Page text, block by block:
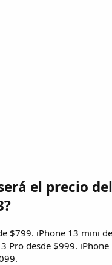
el precio del
$799. iPhone 13 mini
Pro desde $999. iPhone